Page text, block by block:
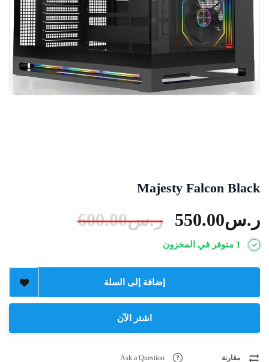
Majesty Falcon Black
ر.س600.00 ر.س 550.00
1 متوفر في المخزون
إضافة إلى السلة
اشتر الآن
مقارنة Ask a Question